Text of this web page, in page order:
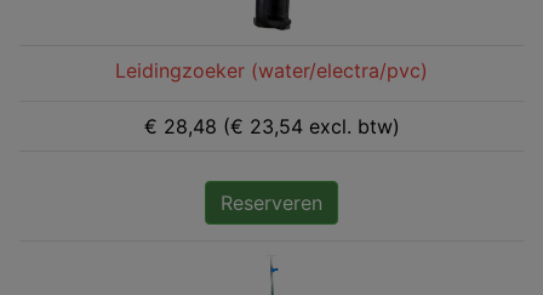
Leidingzoeker (water/electra/pvc)
€ 28,48 (€ 23,54 excl. btw)
Reserveren